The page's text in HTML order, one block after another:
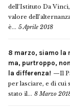
dell’Istituto Da
valore
è... 5 Aprile 2018
8 marzo, siamo la
ma, purtroppo,
la differenza!
Il
per lasciare, e di cui
stato il... 8 Marzo